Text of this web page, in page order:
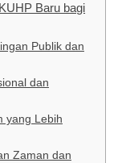
Baru bagi
Publik dan
dan
yang Lebih
Zaman dan